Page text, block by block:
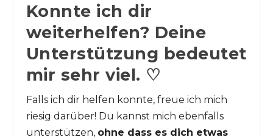
Konnte ich dir
weiterhelfen? Deine
Unterstützung bedeutet
mir sehr viel. ♡
Falls ich dir helfen konnte, freue ich mich
riesig darüber! Du kannst mich ebenfalls
unterstützen, ohne dass es dich etwas